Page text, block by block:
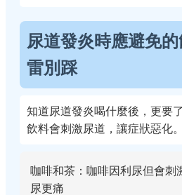
尿道發炎時應避免
雷別踩
知道尿道發炎喝什麼後，更要
飲料會刺激尿道，讓症狀惡化
咖啡和茶：咖啡因利尿但會刺
尿更痛